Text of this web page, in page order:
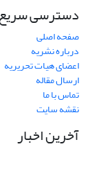
دسترسی
صفحه اصلی
درباره نشریه
اعضای هیات تحریریه
ارسال مقاله
تماس با ما
نقشه سایت
آخرین اخبار